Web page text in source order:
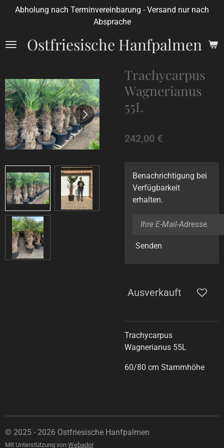
Zum
Ostfriesische Hanfpalmen
Abholung nach Terminvereinbarung - Versand nur nach
Absprache
Trachycarpus
Wagnerianus
55L
242,00 €
Benachrichtigung bei
Verfügbarkeit
erhalten.
Senden
Ausverkauft
Trachycarpus
Wagnerianus 55L
60/80 cm Stammhöhe
© 2025 - 2026 Ostfriesische Hanfpalmen
Mit Unterstützung von Webador